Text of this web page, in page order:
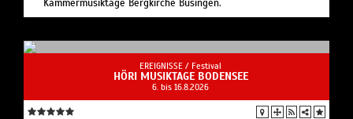
Kammermusiktage Bergkirche Büsingen.
EREIGNISSE / Festival
HÖRI MUSIKTAGE BODENSEE
6. bis 16.8.2026